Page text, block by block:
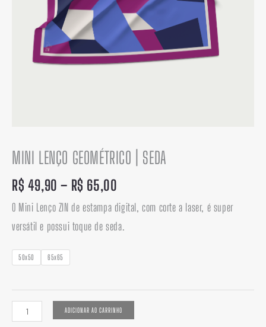
MINI LENÇO GEOMÉTRICO | SEDA
R$ 49,90 – R$ 65,00
O Mini Lenço ZIN de estampa digital, com corte a laser, é super
versátil e possui toque de seda.
50x50 65x65
ADICIONAR AO CARRINHO